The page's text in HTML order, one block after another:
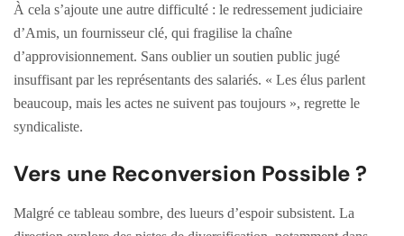
À cela s’ajoute une autre difficulté : le redressement judiciaire
d’Amis, un fournisseur clé, qui fragilise la chaîne
d’approvisionnement. Sans oublier un soutien public jugé
insuffisant par les représentants des salariés. « Les élus parlent
beaucoup, mais les actes ne suivent pas toujours », regrette le
syndicaliste.
Vers une Reconversion Possible ?
Malgré ce tableau sombre, des lueurs d’espoir subsistent. La